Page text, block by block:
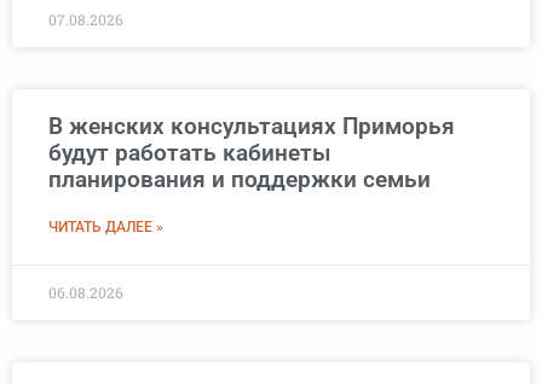
07.08.2026
В женских консультациях Приморья
будут работать кабинеты
планирования и поддержки семьи
ЧИТАТЬ ДАЛЕЕ »
06.08.2026